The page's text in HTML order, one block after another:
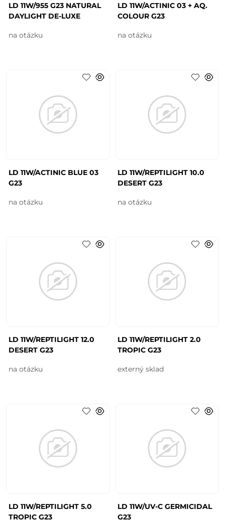
LD 11W/955 G23 NATURAL
DAYLIGHT DE-LUXE
na otázku
LD 11W/ACTINIC 03 + AQ.
COLOUR G23
na otázku
LD 11W/ACTINIC BLUE 03
G23
na otázku
LD 11W/REPTILIGHT 10.0
DESERT G23
na otázku
LD 11W/REPTILIGHT 12.0
DESERT G23
na otázku
LD 11W/REPTILIGHT 2.0
TROPIC G23
externý sklad
LD 11W/REPTILIGHT 5.0
TROPIC G23
LD 11W/UV-C GERMICIDAL
G23